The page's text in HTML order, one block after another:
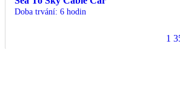
Doba trvání: 6 hodin
1